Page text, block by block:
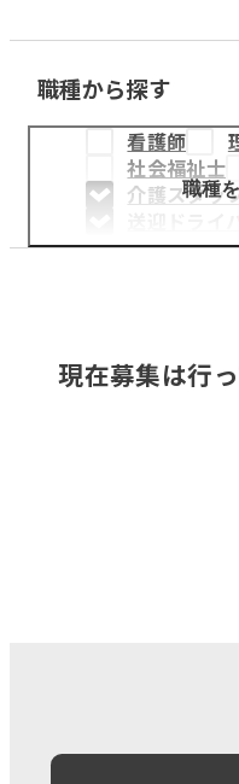
採用情報
医療・介護事
募集職種
職種から探す
看護師
社会福祉士
介護スタッ
職種
現在募集は行